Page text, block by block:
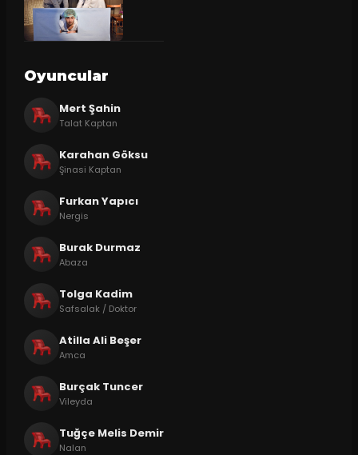
Oyuncular
Mert Şahin
Talat Kaptan
Karahan Göksu
Şinasi Kaptan
Furkan Yapıcı
Nergis
Burak Durmaz
Abaza
Tolga Kadim
Safsalak / Doktor
Atilla Ali Beşer
Amca
Burçak Tuncer
Vileyda
Tuğçe Melis Demir
Nalan